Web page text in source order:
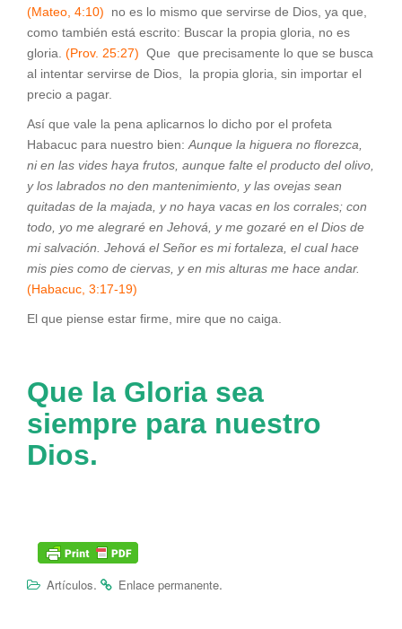
(Mateo, 4:10) no es lo mismo que servirse de Dios, ya que,
como también está escrito: Buscar la propia gloria, no es
gloria. (Prov. 25:27) Que que precisamente lo que se busca
al intentar servirse de Dios, la propia gloria, sin importar el
precio a pagar.
Así que vale la pena aplicarnos lo dicho por el profeta
Habacuc para nuestro bien:Aunque la higuera no florezca,
ni en las vides haya frutos, aunque falte el producto del olivo,
y los labrados no den mantenimiento, y las ovejas sean
quitadas de la majada, y no haya vacas en los corrales; con
todo, yo me alegraré en Jehová, y me gozaré en el Dios de
mi salvación. Jehová el Señor es mi fortaleza, el cual hace
mis pies como de ciervas, y en mis alturas me hace andar.
(Habacuc, 3:17-19)
El que piense estar firme, mire que no caiga.
Que la Gloria sea
siempre para nuestro
Dios.
Artículos. Enlace permanente.